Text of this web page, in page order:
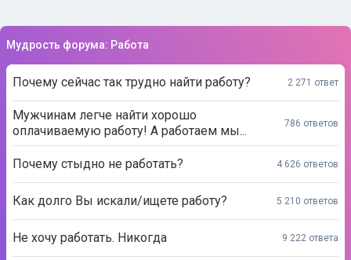
Мудрость форума: Работа
Почему сейчас так трудно найти работу? 2 271 ответ
Мужчинам легче найти хорошо
оплачиваемую работу! А работаем мы...
786 ответов
Почему стыдно не работать? 4 626 ответов
Как долго Вы искали/ищете работу? 5 210 ответов
Не хочу работать. Никогда 9 222 ответа